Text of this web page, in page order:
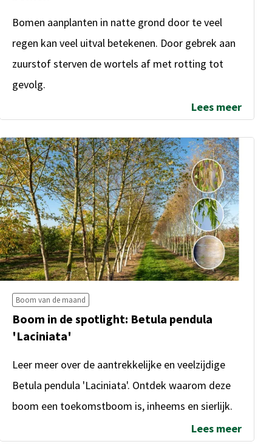
Bomen aanplanten in natte grond door te veel
regen kan veel uitval betekenen. Door gebrek aan
zuurstof sterven de wortels af met rotting tot
gevolg.
Lees meer
Boom van de maand
Boom in de spotlight: Betula pendula
'Laciniata'
Leer meer over de aantrekkelijke en veelzijdige
Betula pendula 'Laciniata'. Ontdek waarom deze
boom een toekomstboom is, inheems en sierlijk.
Lees meer